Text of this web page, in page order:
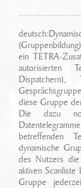
Referenzen
Geschichte
Standort/
Leistungen
Zubehör
Wichtige
ein TETRA-
autorisierten
diese Gruppe
Die dazu
betreffenden
dynamische
des Nutzers die
aktiven Scanliste
Gruppe